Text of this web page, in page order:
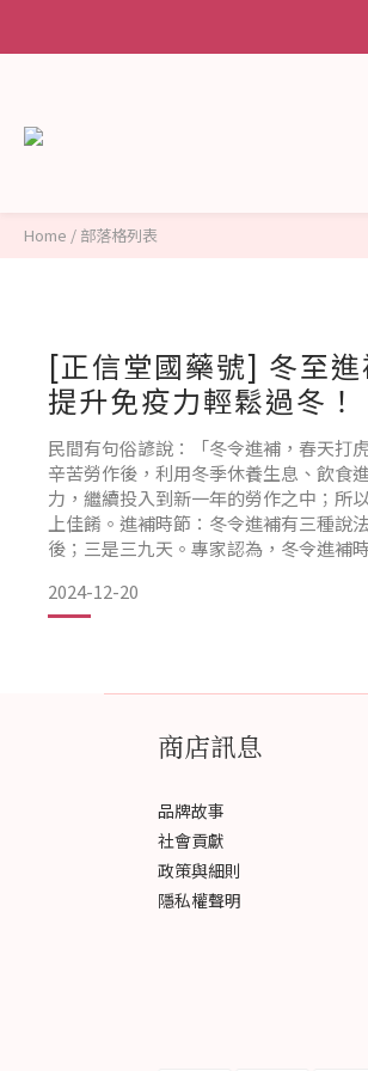
Home / 部落格列表
[正信堂國藥號] 冬至進
提升免疫力輕鬆過冬！
民間有句俗諺說：「冬令進補，春天打
辛苦勞作後，利用冬季休養生息、飲食
力，繼續投入到新一年的勞作之中；所
上佳餚。進補時節：冬令進補有三種說
後；三是三九天。專家認為，冬令進補
在三九天集中進補。正如民間早就有"夏
2024-12-20
商店訊息
品牌故事
社會貢獻
政策與細則
隱私權聲明